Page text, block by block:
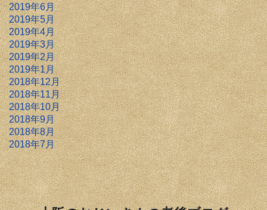
2019年6月
2019年5月
2019年4月
2019年3月
2019年2月
2019年1月
2018年12月
2018年11月
2018年10月
2018年9月
2018年8月
2018年7月